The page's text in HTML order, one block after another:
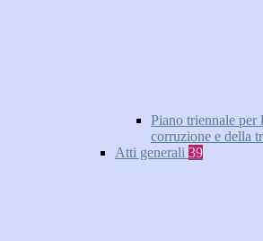
Piano triennale per
corruzione e della
Atti generali 39